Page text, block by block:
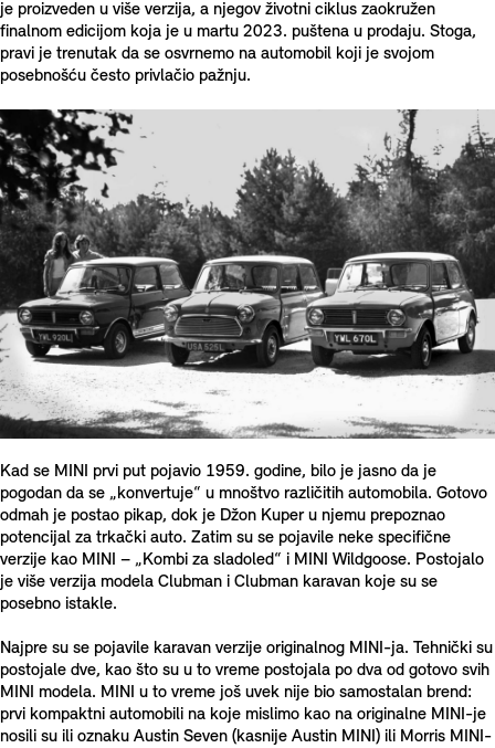
je proizveden u više verzija, a njegov životni ciklus zaokružen
finalnom edicijom koja je u martu 2023. puštena u prodaju. Stoga,
pravi je trenutak da se osvrnemo na automobil koji je svojom
posebnošću često privlačio pažnju.
Kad se MINI prvi put pojavio 1959. godine, bilo je jasno da je
pogodan da se „konvertuje“ u mnoštvo različitih automobila. Gotovo
odmah je postao pikap, dok je Džon Kuper u njemu prepoznao
potencijal za trkački auto. Zatim su se pojavile neke specifične
verzije kao MINI – „Kombi za sladoled“ i MINI Wildgoose. Postojalo
je više verzija modela Clubman i Clubman karavan koje su se
posebno istakle.
Najpre su se pojavile karavan verzije originalnog MINI-ja. Tehnički su
postojale dve, kao što su u to vreme postojala po dva od gotovo svih
MINI modela. MINI u to vreme još uvek nije bio samostalan brend:
prvi kompaktni automobili na koje mislimo kao na originalne MINI-je
nosili su ili oznaku Austin Seven (kasnije Austin MINI) ili Morris MINI-